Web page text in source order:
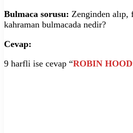
Bulmaca sorusu: Zenginden
kahraman bulmacada nedir?
Cevap:
9 harfli ise cevap “ROBIN HOOD